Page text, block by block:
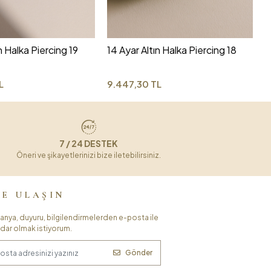
Halka Piercing 19 14 Ayar Altın Halka Piercing 18
9.447,30 TL
7 / 24 DESTEK
Öneri ve şikayetlerinizi bize iletebilirsiniz.
ULAŞIN
duyuru, bilgilendirmelerden e-posta ile
olmak istiyorum.
Gönder